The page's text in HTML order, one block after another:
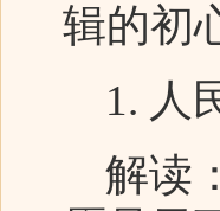
辑的初
1. 人
解读